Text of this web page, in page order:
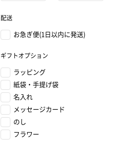
配送
お急ぎ便(1日以内に発送)
ギフトオプション
ラッピング
紙袋・手提げ袋
名入れ
メッセージカード
のし
フラワー